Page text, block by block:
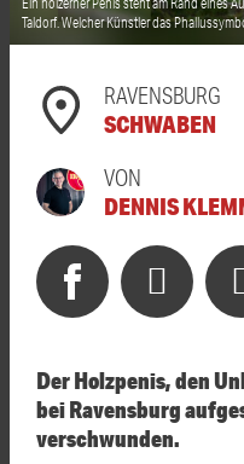
Taldorf. Welcher Künstler das
RAVENSBURG
SCHWABEN
VON
DENNIS
Der Holzpenis, den
beiRavensburg
verschwunden.